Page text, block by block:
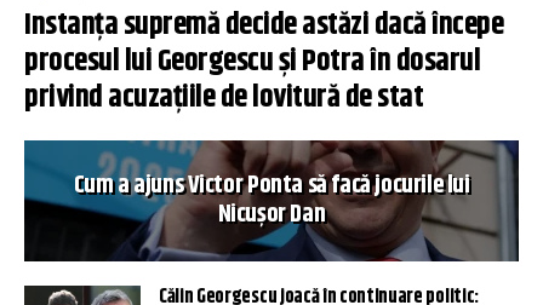
Instanța supremă decide astăzi dacă începe
procesul lui Georgescu și Potra în dosarul
privind acuzațiile de lovitură de stat
Cum a ajuns Victor Ponta să facă jocurile lui
Nicușor Dan
Călin Georgescu joacă în continuare politic: